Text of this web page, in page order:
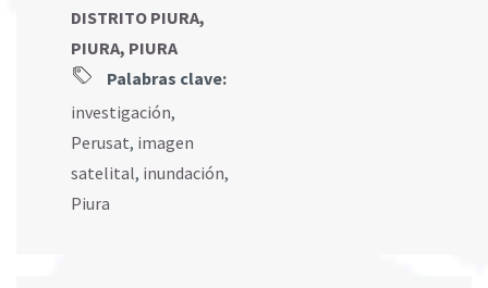
DISTRITO PIURA,
PIURA, PIURA
Palabras clave:
investigación,
Perusat, imagen
satelital, inundación,
Piura